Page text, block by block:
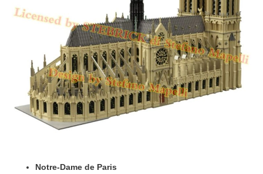
Notre-Dame de Paris